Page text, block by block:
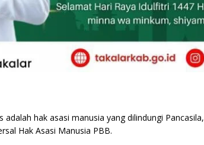
hak asasi manusia yang dilindungi Pancasila,
Hak Asasi Manusia PBB.